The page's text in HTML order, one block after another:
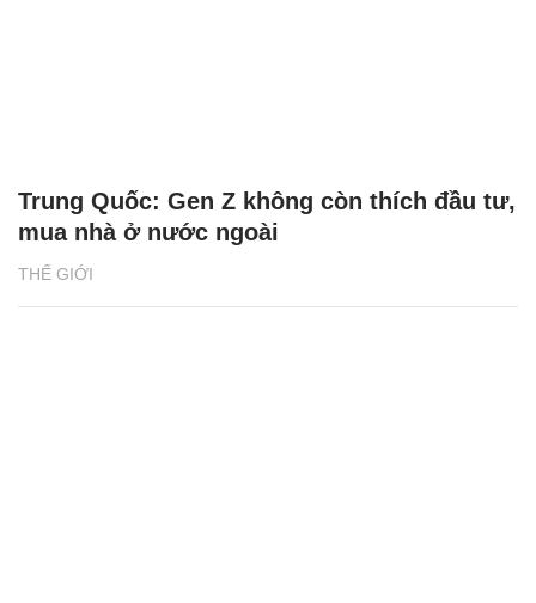
THẾ GIỚI
Trung Quốc: Gen Z không còn thích đầu tư,
mua nhà ở nước ngoài